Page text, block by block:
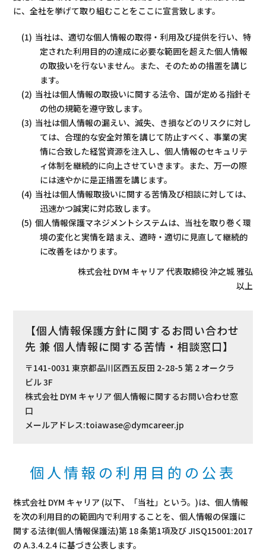
に、全社を挙げて取り組むことをここに宣言致します。
当社は、適切な個人情報の取得・利用及び提供を行い、特
定された利用目的の達成に必要な範囲を超えた個人情報
の取扱いを行ないません。また、そのための措置を講じ
ます。
当社は個人情報の取扱いに関する法令、国が定める指針そ
の他の規範を遵守致します。
当社は個人情報の漏えい、滅失、き損などのリスクに対し
ては、合理的な安全対策を講じて防止すべく、事業の実
情に合致した経営資源を注入し、個人情報のセキュリテ
ィ体制を継続的に向上させていきます。また、万一の際
には速やかに是正措置を講じます。
当社は個人情報取扱いに関する苦情及び相談に対しては、
迅速かつ誠実に対応致します。
個人情報保護マネジメントシステムは、当社を取り巻く環
境の変化と実情を踏まえ、適時・適切に見直して継続的
に改善をはかります。
株式会社 DYM キャリア 代表取締役 沖之城 雅弘
以上
【個人情報保護方針に関するお問い合わせ
先 兼 個人情報に関する苦情・相談窓口】
〒141-0031 東京都品川区西五反田 2-28-5 第 2 オークラ
ビル 3F
株式会社 DYM キャリア 個人情報に関するお問い合わせ窓
口
メールアドレス:toiawase@dymcareer.jp
個人情報の利用目的の公表
株式会社 DYM キャリア (以下、「当社」という。)は、個人情報
を次の利用目的の範囲内で利用することを、個人情報の保護に
関する法律(個人情報保護法)第 18 条第1項及び JISQ15001:2017
の A.3.4.2.4 に基づき公表します。